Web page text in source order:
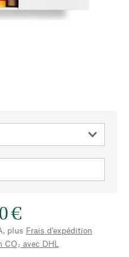
€
plus Frais d'expédition
avec DHL